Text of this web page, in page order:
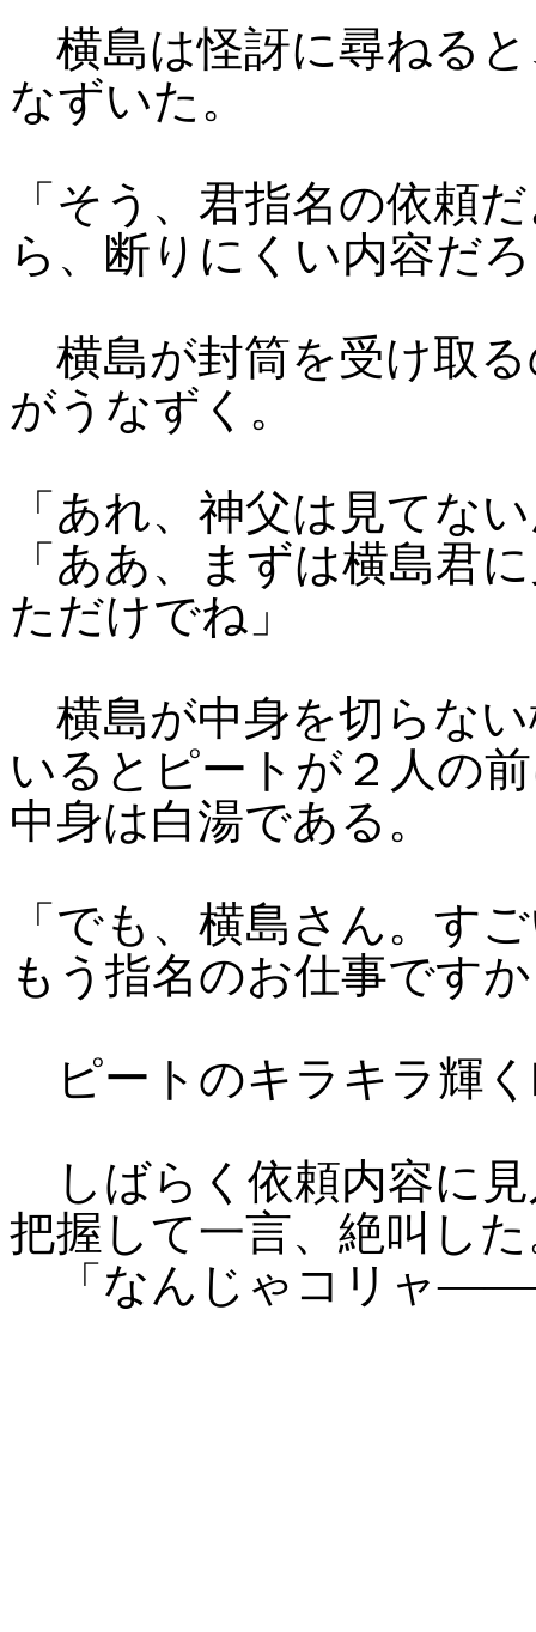
横島は怪訝に尋ねる
なずいた。
「そう、君指名の依頼
ら、断りにくい内容だ
横島が封筒を受け取
がうなずく。
「あれ、神父は見てな
「ああ、まずは横島君
ただけでね」
横島が中身を切らな
いるとピートが２人の
中身は白湯である。
「でも、横島さん。す
もう指名のお仕事です
ピートのキラキラ輝
しばらく依頼内容に
把握して一言、絶叫し
「なんじゃコリャ